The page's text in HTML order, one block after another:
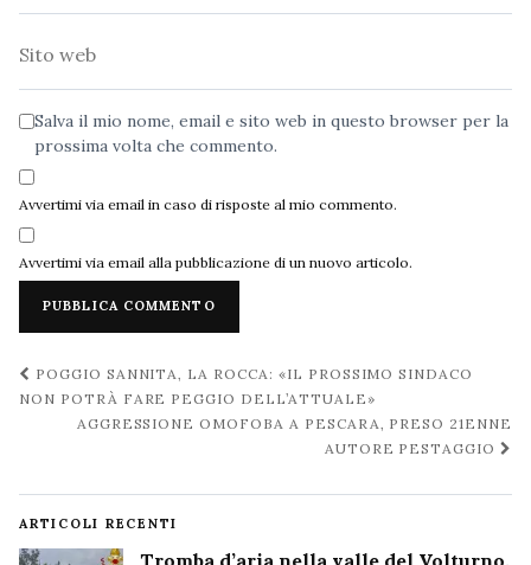
Salva il mio nome, email e sito web in questo browser per la
prossima volta che commento.
Avvertimi via email in caso di risposte al mio commento.
Avvertimi via email alla pubblicazione di un nuovo articolo.
Navigazione
post
POGGIO SANNITA, LA ROCCA: «IL PROSSIMO SINDACO
NON POTRÀ FARE PEGGIO DELL’ATTUALE»
AGGRESSIONE OMOFOBA A PESCARA, PRESO 21ENNE
AUTORE PESTAGGIO
ARTICOLI RECENTI
Tromba d’aria nella valle del Volturno,